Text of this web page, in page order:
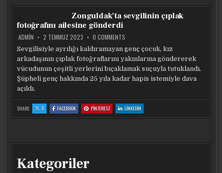
KAVGA: KAVGA:
ÖLÜ
KAVGA:
ÖLÜ
KAVGA:
ÖLÜ
Zonguldak’ta sevgilinin çıplak
fotoğrafını ailesine gönderdi
ADMIN 2 TEMMUZ 2023 0 COMMENTS
SEVGILININ
ÇIPLAK
FOTOĞRAFINI
AILESINE
GÖNDERDI
Sevgilisiyle ayrılığı kaldıramayan genç çocuk, kız
arkadaşının çıplak fotoğraflarını yakınlarına göndererek
vücudunun çeşitli yerlerini bıçaklamak suçuyla tutuklandı.
Şüpheli genç hakkında 25 yıla kadar hapis istemiyle dava
açıldı.
SHARE: X:
ZONGULDAK’TA
SEVGILININ
FACEBOOK:
ZONGULDAK’TA
SEVGILININ
PINTEREST:
ZONGULDAK’TA
SEVGILININ
LINKEDIN
ZONGULDAK’TA
SEVGILININ
Kategoriler